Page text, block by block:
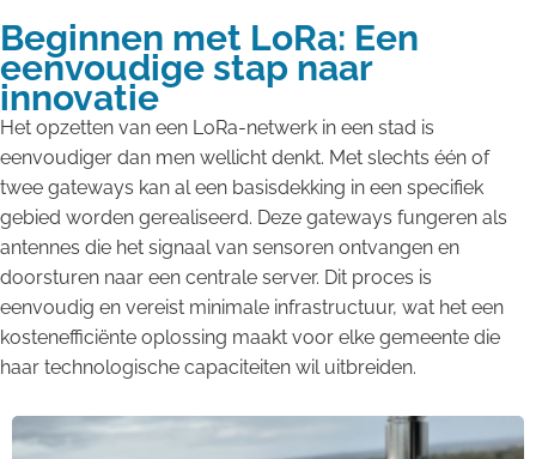
Beginnen met LoRa: Een
eenvoudige stap naar
innovatie
Het opzetten van een LoRa-netwerk in een stad is
eenvoudiger dan men wellicht denkt. Met slechts één of
twee gateways kan al een basisdekking in een specifiek
gebied worden gerealiseerd. Deze gateways fungeren als
antennes die het signaal van sensoren ontvangen en
doorsturen naar een centrale server. Dit proces is
eenvoudig en vereist minimale infrastructuur, wat het een
kostenefficiënte oplossing maakt voor elke gemeente die
haar technologische capaciteiten wil uitbreiden.